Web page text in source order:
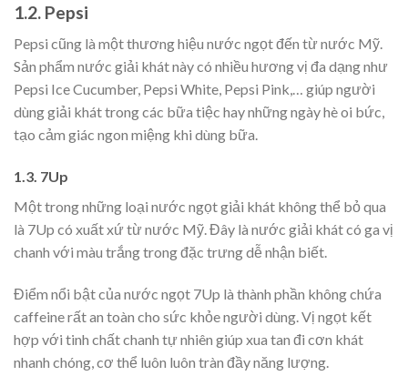
1.2. Pepsi
Pepsi cũng là một thương hiệu nước ngọt đến từ nước Mỹ.
Sản phẩm nước giải khát này có nhiều hương vị đa dạng như
Pepsi Ice Cucumber, Pepsi White, Pepsi Pink,… giúp người
dùng giải khát trong các bữa tiệc hay những ngày hè oi bức,
tạo cảm giác ngon miệng khi dùng bữa.
1.3. 7Up
Một trong những loại nước ngọt giải khát không thể bỏ qua
là 7Up có xuất xứ từ nước Mỹ. Đây là nước giải khát có ga vị
chanh với màu trắng trong đặc trưng dễ nhận biết.
Điểm nổi bật của nước ngọt 7Up là thành phần không chứa
caffeine rất an toàn cho sức khỏe người dùng. Vị ngọt kết
hợp với tinh chất chanh tự nhiên giúp xua tan đi cơn khát
nhanh chóng, cơ thể luôn luôn tràn đầy năng lượng.